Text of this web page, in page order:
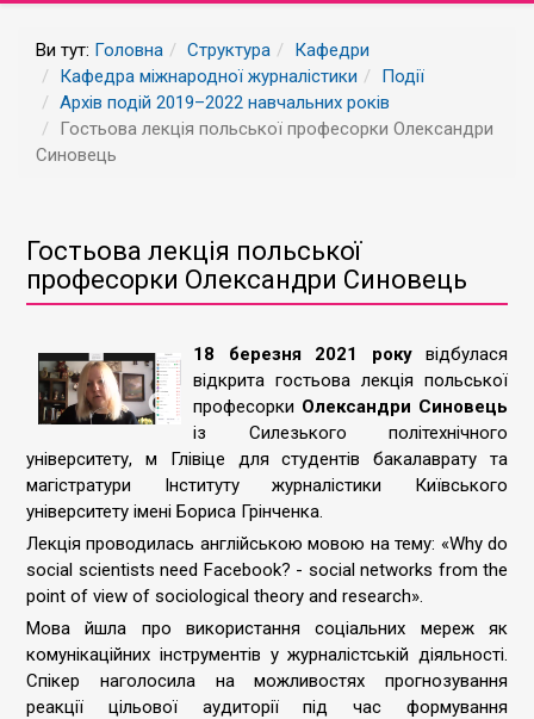
Ви тут: Головна Структура
Кафедри
Кафедра міжнародної журналістики
Події
Архів подій 2019–2022 навчальних років
Гостьова лекція польської професорки Олександри
Синовець
Гостьова лекція польської
професорки Олександри Синовець
18 березня 2021 рокувідбулася
відкрита гостьова лекція польської
професорки Олександри Синовець
із Силезького політехнічного
університету, м Глівіце для студентів бакалаврату та
магістратури Інституту журналістики Київського
університету імені Бориса Грінченка.
Лекція проводилась англійською мовою на тему: «Why do
social scientists need Facebook? - social networks from the
point of view of sociological theory and research».
Мова йшла про використання соціальних мереж як
комунікаційних інструментів у журналістській діяльності.
Спікер наголосила на можливостях прогнозування
реакції цільової аудиторії під час формування